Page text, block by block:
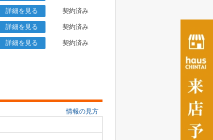
詳細を見る 契約済み
詳細を見る 契約済み
詳細を見る 契約済み
情報の見方